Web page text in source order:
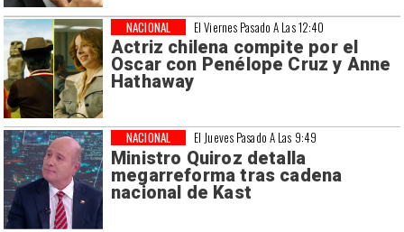
El Viernes Pasado A Las 12:40
Actriz chilena compite por el
Oscar con Penélope Cruz y Anne
Hathaway
NACIONAL
El Jueves Pasado A Las 9:49
Ministro Quiroz detalla
megarreforma tras cadena
nacional de Kast
NACIONAL